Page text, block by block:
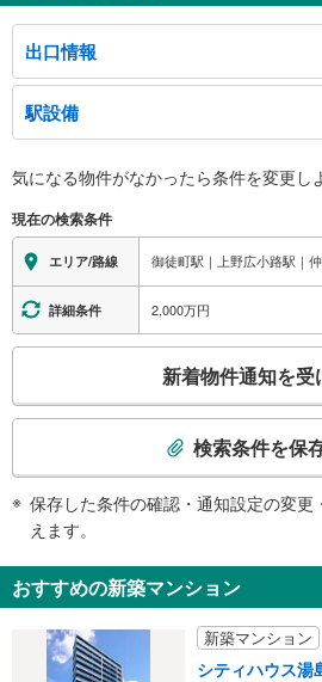
出口情報
北口
みどりの窓口、都営大江戸線（上野御徒町駅）
座線（上野広小路駅）、千代田線（湯島駅）、
目方面、東上野１～３丁目方面、台東１～３丁
春日通り、アメヤ横丁、湯島方面、松坂屋、湯
通商事務所、池の端方面、鈴本演芸場、旧岩崎
鉄フレッサイン 上野御徒町、バスのりば
南口
都営大江戸線（上野御徒町駅）、日比谷線（仲
路駅）、上野１・３・５丁目方面、外神田、蔵
駅設備
※段差なしでの移動経路
地上⇔改札⇔ホーム：○
エレベータ
・各ホーム⇔各改札
エスカレータ
・各ホーム⇔北口改札
・各改札内
・ＡＥＤ
・点字運賃表
気になる物件がなかったら条件を変更し
現在の検索条件
エリア/路線 御徒町駅｜上野広小路駅｜
詳細条件 2,000万円
検
知
を
新着物件通知を受
検索条件を保
保存した条件の確認・通知設定の変更
えます。
おすすめの新築マンション
新築マンション
シティハウス湯